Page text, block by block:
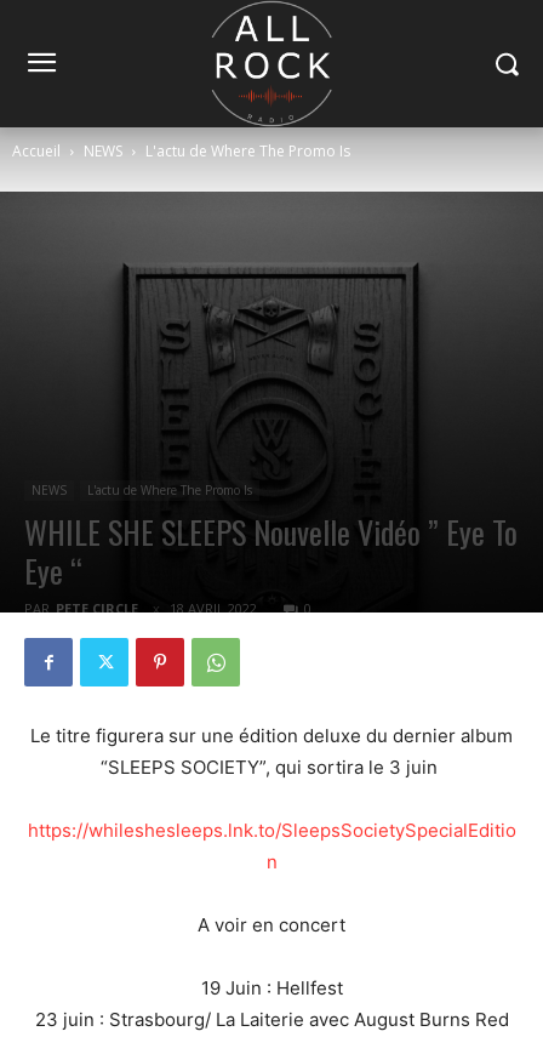
Accueil NEWS L'actu de Where The Promo Is
NEWS L'actu de Where The Promo Is
WHILE SHE SLEEPS Nouvelle Vidéo ” Eye To
Eye “
PAR PETE CIRCLE 18 AVRIL 2022 0
Le titre figurera sur une édition deluxe du dernier album
“SLEEPS SOCIETY”, qui sortira le 3 juin
https://whileshesleeps.lnk.to/SleepsSocietySpecialEditio
n
A voir en concert
19 Juin : Hellfest
23 juin : Strasbourg/ La Laiterie avec August Burns Red